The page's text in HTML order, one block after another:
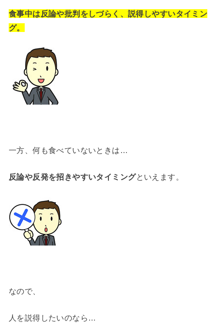
食事中は反論や批判をしづらく、説得しやすいタイミン
グ。
一方、何も食べていないときは…
反論や反発を招きやすいタイミングといえます。
なので、
人を説得したいのなら…